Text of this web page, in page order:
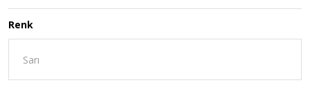
Renk